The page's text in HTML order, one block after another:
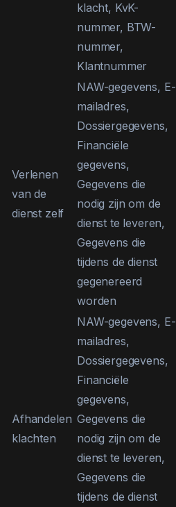
klacht, KvK-
nummer, BTW-
nummer,
Klantnummer
Verlenen
van de
dienst zelf
NAW-gegevens, E-
mailadres,
Dossiergegevens,
Financiële
gegevens,
Gegevens die
nodig zijn om de
dienst te leveren,
Gegevens die
tijdens de dienst
gegenereerd
worden
Afhandelen
klachten
NAW-gegevens, E-
mailadres,
Dossiergegevens,
Financiële
gegevens,
Gegevens die
nodig zijn om de
dienst te leveren,
Gegevens die
tijdens de dienst